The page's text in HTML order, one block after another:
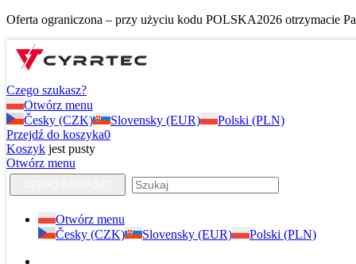
Oferta ograniczona – przy użyciu kodu POLSKA2026 otrzymacie
Czego szukasz?
Otwórz menu
Česky (CZK)
Slovensky (EUR)
Polski (PLN)
Przejdź do koszyka0
Koszyk jest pusty
Otwórz menu
Otwórz menu
Česky (CZK)
Slovensky (EUR) Polski (PLN)